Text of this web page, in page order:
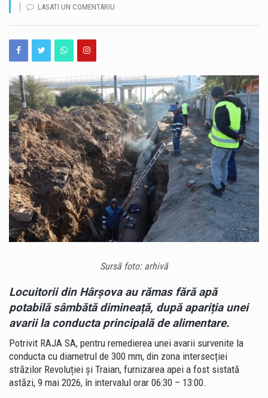
Peste 800 de amenzi contravenționale, în valoare totală de mai mult de 4,5 milioane de lei, au fost aplicate până în prezent de inspectorii ANPC în cadrul acțiunilor de control desfășurate pe litoralul românesc. Datele au fost prezentate miercuri, 5 august 2026, în cadrul conferinței de presă „Litoralul românesc: responsabilitate, conformare și încredere”, la care a participat președintele Autorității Naționale pentru Protecția Consumatorilor, Csaba Lajos Békési. Potrivit ANPC, acțiunile de pe litoral au fost precedate de campanii de informare, prevenție și consiliere adresate operatorilor economici. Autoritatea susține că scopul acestor demersuri nu este doar identificarea și sancționarea abaterilor, ci și…
O experiență neobișnuită este pregătită pentru cei pasionați de mare. Centrul 39 Scafandri „Amiral Ilie Ștefan” organizează, cu ocazia Zilei Marinei Române, activități de scufundare în Portul Tomis, iar publicul are șansa de a participa alături de scafandrii militari. Activitățile sunt programate pentru marți, 11 august, iar înscrierile se fac în perioada 5-9 august. Pentru a participa, doritorii trebuie să aibă cel puțin 14 ani împliniți, să fie într-o stare de sănătate corespunzătoare activităților de scufundare și să răspundă corect la un chestionar format din cinci întrebări. Întrebările vizează activitatea Centrului 39 Scafandri „Amiral Ilie Ștefan”, exercițiile militare la care…
Alertă pe o plajă din Mamaia, după ce un obiect suspect a fost observat în apă. Polițiștii și reprezentanții ISU Constanța au fost solicitați de urgență pentru verificarea situației. Incidentul a avut loc în zona clubului Loft din Mamaia, unde mai multe echipaje au ajuns la fața locului. Pentru siguranța turiștilor, accesul în zona respectivă a fost restricționat pe durata intervenției, relatează Antena 3. Ulterior, reprezentanții Gărzii de Coastă au confirmat că obiectul găsit în apă era, într-adevăr, o dronă. Potrivit informațiilor transmise de autorități, obiectul suspect nu avea material explozibil. În prezent sunt desfășurate verificări pentru stabilirea provenienței acestuia…
LASATI UN COMENTARIU
Sursă foto: arhivă
Locuitorii din Hârșovaau rămas fără apă
potabilă sâmbătă dimineață, după apariția unei
avarii la conducta principală de alimentare.
Potrivit RAJA SA, pentru remedierea unei avarii survenite la
conducta cu diametrul de 300 mm, din zona intersecției
străzilor Revoluției și Traian, furnizarea apei a fost sistată
astăzi, 9 mai 2026, în intervalul orar 06:30 – 13:00.